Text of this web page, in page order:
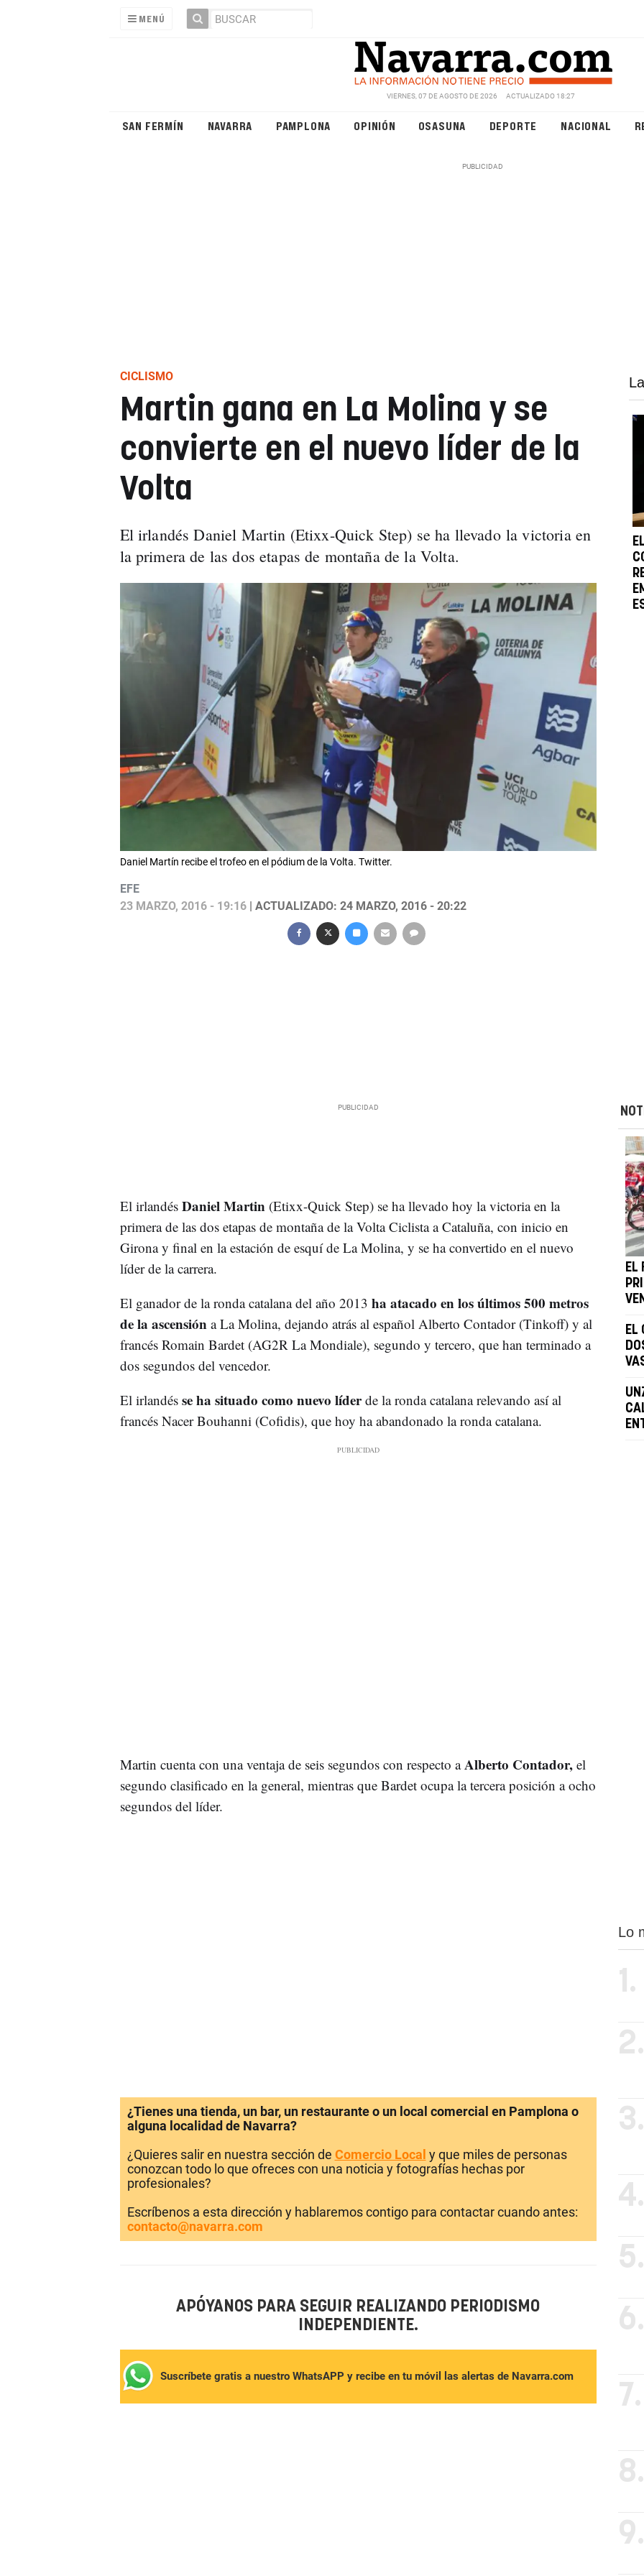
MENÚ
VIERNES, 07 DE AGOSTO DE 2026 ACTUALIZADO 18:27
SAN FERMÍN NAVARRA PAMPLONA OPINIÓN OSASUNA DEPORTE NACIONAL
CICLISMO
Martin gana en La Molina y se
convierte en el nuevo líder de la
Volta
El irlandés Daniel Martin (Etixx-Quick Step) se ha llevado la victoria en
la primera de las dos etapas de montaña de la Volta.
Daniel Martín recibe el trofeo en el pódium de la Volta. Twitter.
EFE
23 MARZO, 2016 - 19:16| ACTUALIZADO: 24 MARZO, 2016 - 20:22
El irlandés Daniel Martin (Etixx-Quick Step) se ha llevado hoy la victoria en la
primera de las dos etapas de montaña de la Volta Ciclista a Cataluña, con inicio en
Girona y final en la estación de esquí de La Molina, y se ha convertido en el nuevo
líder de la carrera.
El ganador de la ronda catalana del año 2013 ha atacado en los últimos 500 metros
de la ascensión a La Molina, dejando atrás al español Alberto Contador (Tinkoff) y al
francés Romain Bardet (AG2R La Mondiale), segundo y tercero, que han terminado a
dos segundos del vencedor.
El irlandésse ha situado como nuevo líderde la ronda catalana relevando así al
francés Nacer Bouhanni (Cofidis), que hoy ha abandonado la ronda catalana.
Martin cuenta con una ventaja de seis segundos con respecto aAlberto Contador,el
segundo clasificado en la general, mientras que Bardet ocupa la tercera posición a ocho
segundos del líder.
EL
EL
¿Tienes una tienda, un bar, un restaurante o un local comercial en Pamplona o
alguna localidad de Navarra?
¿Quieres salir en nuestra sección de Comercio Local y que miles de personas
conozcan todo lo que ofreces con una noticia y fotografías hechas por
profesionales?
Escríbenos a esta dirección y hablaremos contigo para contactar cuando antes:
contacto@navarra.com
APÓYANOS PARA SEGUIR REALIZANDO PERIODISMO
INDEPENDIENTE.
Suscríbete gratis a nuestro WhatsAPP y recibe en tu móvil las alertas de Navarra.com
Lo
1.
2.
3.
4.
5.
6.
7.
8.
9.